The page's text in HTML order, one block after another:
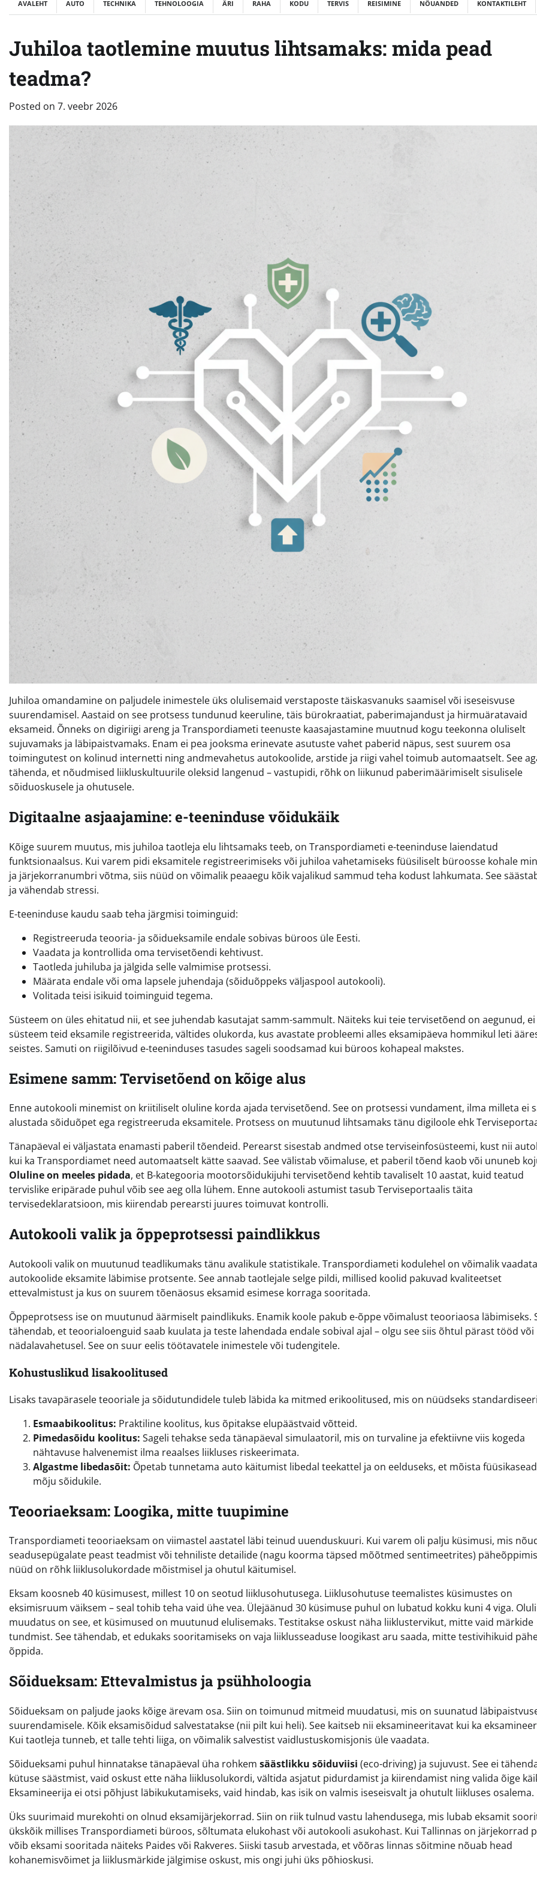
AVALEHT AUTO TECHNIKA TEHNOLOOGIA ÄRI RAHA KODU TERVIS REISIMINE NÕUANDED KONTAKTILEHT
Juhiloa taotlemine muutus lihtsamaks: mida pead
teadma?
Posted on 7. veebr 2026
Juhiloa omandamine on paljudele inimestele üks olulisemaid verstaposte täiskasvanuks saamisel või iseseisvuse
suurendamisel. Aastaid on see protsess tundunud keeruline, täis bürokraatiat, paberimajandust ja hirmuäratavaid
eksameid. Õnneks on digiriigi areng ja Transpordiameti teenuste kaasajastamine muutnud kogu teekonna oluliselt
sujuvamaks ja läbipaistvamaks. Enam ei pea jooksma erinevate asutuste vahet paberid näpus, sest suurem osa
toimingutest on kolinud internetti ning andmevahetus autokoolide, arstide ja riigi vahel toimub automaatselt. See
tähenda, et nõudmised liikluskultuurile oleksid langenud – vastupidi, rõhk on liikunud paberimäärimiselt sisulisele
sõiduoskusele ja ohutusele.
Digitaalne asjaajamine: e-teeninduse võidukäik
Kõige suurem muutus, mis juhiloa taotleja elu lihtsamaks teeb, on Transpordiameti e-teeninduse laiendatud
funktsionaalsus. Kui varem pidi eksamitele registreerimiseks või juhiloa vahetamiseks füüsiliselt büroosse kohale
ja järjekorranumbri võtma, siis nüüd on võimalik peaaegu kõik vajalikud sammud teha kodust lahkumata. See
ja vähendab stressi.
E-teeninduse kaudu saab teha järgmisi toiminguid:
Registreeruda teooria- ja sõidueksamile endale sobivas büroos üle Eesti.
Vaadata ja kontrollida oma tervisetõendi kehtivust.
Taotleda juhiluba ja jälgida selle valmimise protsessi.
Määrata endale või oma lapsele juhendaja (sõiduõppeks väljaspool autokooli).
Volitada teisi isikuid toiminguid tegema.
Süsteem on üles ehitatud nii, et see juhendab kasutajat samm-sammult. Näiteks kui teie tervisetõend on aegunud, ei
süsteem teid eksamile registreerida, vältides olukorda, kus avastate probleemi alles eksamipäeva hommikul leti
seistes. Samuti on riigilõivud e-teeninduses tasudes sageli soodsamad kui büroos kohapeal makstes.
Esimene samm: Tervisetõend on kõige alus
Enne autokooli minemist on kriitiliselt oluline korda ajada tervisetõend. See on protsessi vundament, ilma milleta ei
alustada sõiduõpet ega registreeruda eksamitele. Protsess on muutunud lihtsamaks tänu digiloole ehk
Tänapäeval ei väljastata enamasti paberil tõendeid. Perearst sisestab andmed otse terviseinfosüsteemi, kust nii
kui ka Transpordiamet need automaatselt kätte saavad. See välistab võimaluse, et paberil tõend kaob või ununeb
Oluline on meeles pidada, et B-kategooria mootorsõidukijuhi tervisetõend kehtib tavaliselt 10 aastat, kuid teatud
tervislike eripärade puhul võib see aeg olla lühem. Enne autokooli astumist tasub Terviseportaalis täita
tervisedeklaratsioon, mis kiirendab perearsti juures toimuvat kontrolli.
Autokooli valik ja õppeprotsessi paindlikkus
Autokooli valik on muutunud teadlikumaks tänu avalikule statistikale. Transpordiameti kodulehel on võimalik vaadata
autokoolide eksamite läbimise protsente. See annab taotlejale selge pildi, millised koolid pakuvad kvaliteetset
ettevalmistust ja kus on suurem tõenäosus eksamid esimese korraga sooritada.
Õppeprotsess ise on muutunud äärmiselt paindlikuks. Enamik koole pakub e-õppe võimalust teooriaosa läbimiseks.
tähendab, et teoorialoenguid saab kuulata ja teste lahendada endale sobival ajal – olgu see siis õhtul pärast tööd või
nädalavahetusel. See on suur eelis töötavatele inimestele või tudengitele.
Kohustuslikud lisakoolitused
Lisaks tavapärasele teooriale ja sõidutundidele tuleb läbida ka mitmed erikoolitused, mis on nüüdseks
Esmaabikoolitus: Praktiline koolitus, kus õpitakse elupäästvaid võtteid.
Pimedasõidu koolitus: Sageli tehakse seda tänapäeval simulaatoril, mis on turvaline ja efektiivne viis kogeda
nähtavuse halvenemist ilma reaalses liikluses riskeerimata.
Algastme libedasõit: Õpetab tunnetama auto käitumist libedal teekattel ja on eelduseks, et mõista
mõju sõidukile.
Teooriaeksam: Loogika, mitte tuupimine
Transpordiameti teooriaeksam on viimastel aastatel läbi teinud uuenduskuuri. Kui varem oli palju küsimusi, mis
seadusepügalate peast teadmist või tehniliste detailide (nagu koorma täpsed mõõtmed sentimeetrites)
nüüd on rõhk liiklusolukordade mõistmisel ja ohutul käitumisel.
Eksam koosneb 40 küsimusest, millest 10 on seotud liiklusohutusega. Liiklusohutuse teemalistes küsimustes on
eksimisruum väiksem – seal tohib teha vaid ühe vea. Ülejäänud 30 küsimuse puhul on lubatud kokku kuni 4 viga.
muudatus on see, et küsimused on muutunud elulisemaks. Testitakse oskust näha liiklustervikut, mitte vaid märkide
tundmist. See tähendab, et edukaks sooritamiseks on vaja liiklusseaduse loogikast aru saada, mitte testivihikuid
õppida.
Sõidueksam: Ettevalmistus ja psühholoogia
Sõidueksam on paljude jaoks kõige ärevam osa. Siin on toimunud mitmeid muudatusi, mis on suunatud
suurendamisele. Kõik eksamisõidud salvestatakse (nii pilt kui heli). See kaitseb nii eksamineeritavat kui ka
Kui taotleja tunneb, et talle tehti liiga, on võimalik salvestist vaidlustuskomisjonis üle vaadata.
Sõidueksami puhul hinnatakse tänapäeval üha rohkem säästlikku sõiduviisi (eco-driving) ja sujuvust. See ei
kütuse säästmist, vaid oskust ette näha liiklusolukordi, vältida asjatut pidurdamist ja kiirendamist ning valida õige
Eksamineerija ei otsi põhjust läbikukutamiseks, vaid hindab, kas isik on valmis iseseisvalt ja ohutult liikluses osalema.
Üks suurimaid murekohti on olnud eksamijärjekorrad. Siin on riik tulnud vastu lahendusega, mis lubab eksamit
ükskõik millises Transpordiameti büroos, sõltumata elukohast või autokooli asukohast. Kui Tallinnas on järjekorrad
võib eksami sooritada näiteks Paides või Rakveres. Siiski tasub arvestada, et võõras linnas sõitmine nõuab head
kohanemisvõimet ja liiklusmärkide jälgimise oskust, mis ongi juhi üks põhioskusi.